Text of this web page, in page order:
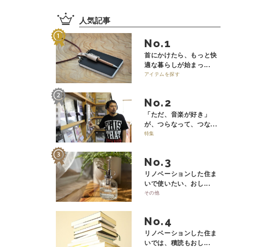
人気記事
No.
首にかけたら、もっと快
適な暮らしが始まっ...
アイテムを探す
No.
「ただ、音楽が好き」
が、つらなって、つな...
特集
No.
リノベーションした住ま
いで使いたい、おし...
その他
No.
リノベーションした住ま
いでは、積読もおし...